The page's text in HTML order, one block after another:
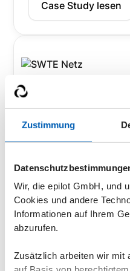
Zustimmung
Wir, die epilot GmbH, und
Cookies und andere
Informationen auf Ihrem
abzurufen.
Zusätzlich arbeiten wir mit
Case Study lesen
Netzbetreiber
Zusammenarbeit
uns auch die
der Lösung als
gemeinsam das
erzielen. So
aufgestellt und